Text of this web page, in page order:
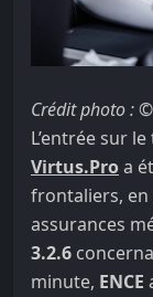
Crédit photo :
L’entrée sur
Virtus.Proa
frontaliers, en
assurances
3.2.6
minute, ENCE